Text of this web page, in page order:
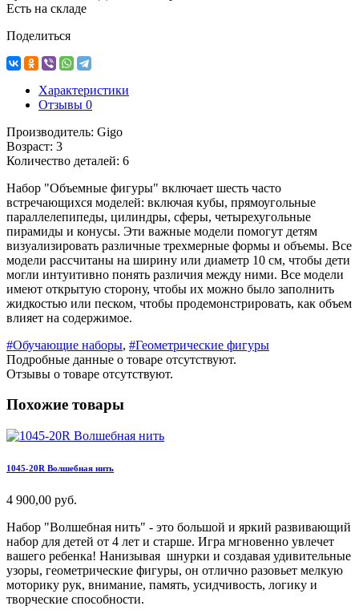
Есть на складе
Поделиться
Характеристики
Отзывы 0
Производитель: Gigo
Возраст: 3
Количество деталей: 6
Набор "Объемные фигуры" включает шесть часто
встречающихся моделей: включая кубы, прямоугольные
параллелепипеды, цилиндры, сферы, четырехугольные
пирамиды и конусы. Эти важные модели помогут детям
визуализировать различные трехмерные формы и объемы. Все
модели рассчитаны на ширину или диаметр 10 см, чтобы дети
могли интуитивно понять различия между ними. Все модели
имеют открытую сторону, чтобы их можно было заполнить
жидкостью или песком, чтобы продемонстрировать, как объем
влияет на содержимое.
#Обучающие наборы, #Геометрические фигуры
Подробные данные о товаре отсутствуют.
Отзывы о товаре отсутствуют.
Похожие товары
1045-20R Волшебная нить
4 900,00 руб.
Набор "Волшебная нить" - это большой и яркий развивающий
набор для детей от 4 лет и старше. Игра мгновенно увлечет
вашего ребенка! Нанизывая шнурки и создавая удивительные
узоры, геометрические фигуры, он отлично разовьет мелкую
моторику рук, внимание, память, усидчивость, логику и
творческие способности.